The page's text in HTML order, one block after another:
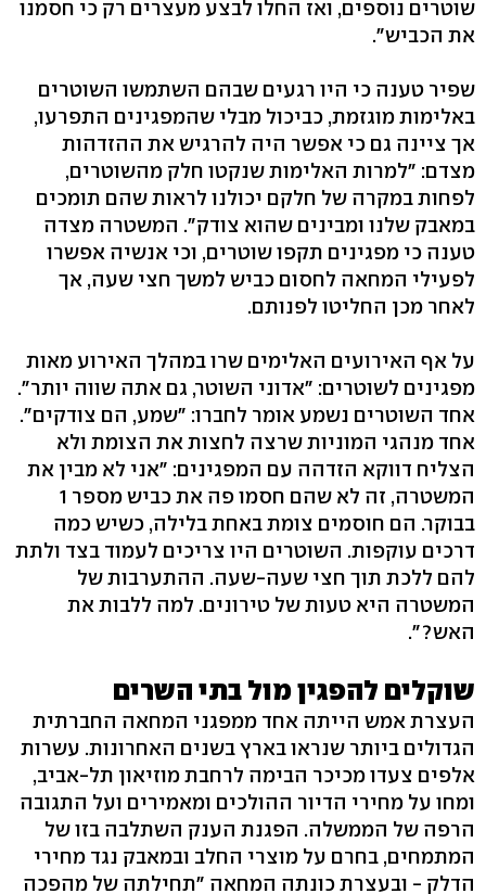
שוטרים נוספים, ואז החלו לבצע מעצרים רק כי חסמנו
את הכביש".
שפיר טענה כי היו רגעים שבהם השתמשו השוטרים
באלימות מוגזמת, כביכול מבלי שהמפגינים התפרעו,
אך ציינה גם כי אפשר היה להרגיש את ההזדהות
מצדם: "למרות האלימות שנקטו חלק מהשוטרים,
לפחות במקרה של חלקם יכולנו לראות שהם תומכים
במאבק שלנו ומבינים שהוא צודק". המשטרה מצדה
טענה כי מפגינים תקפו שוטרים, וכי אנשיה אפשרו
לפעילי המחאה לחסום כביש למשך חצי שעה, אך
לאחר מכן החליטו לפנותם.
על אף האירועים האלימים שרו במהלך האירוע מאות
מפגינים לשוטרים: "אדוני השוטר, גם אתה שווה יותר".
אחד השוטרים נשמע אומר לחברו: "שמע, הם צודקים".
אחד מנהגי המוניות שרצה לחצות את הצומת ולא
הצליח דווקא הזדהה עם המפגינים: "אני לא מבין את
המשטרה, זה לא שהם חסמו פה את כביש מספר 1
בבוקר. הם חוסמים צומת באחת בלילה, כשיש כמה
דרכים עוקפות. השוטרים היו צריכים לעמוד בצד ולתת
להם ללכת תוך חצי שעה-שעה. ההתערבות של
המשטרה היא טעות של טירונים. למה ללבות את
האש?".
שוקלים להפגין מול בתי השרים
העצרת אמש הייתה אחד ממפגני המחאה החברתית
הגדולים ביותר שנראו בארץ בשנים האחרונות. עשרות
אלפים צעדו מכיכר הבימה לרחבת מוזיאון תל-אביב,
ומחו על מחירי הדיור ההולכים ומאמירים ועל התגובה
הרפה של הממשלה. הפגנת הענק השתלבה בזו של
המתמחים, בחרם על מוצרי החלב ובמאבק נגד מחירי
הדלק - ובעצרת כונתה המחאה "תחילתה של מהפכה